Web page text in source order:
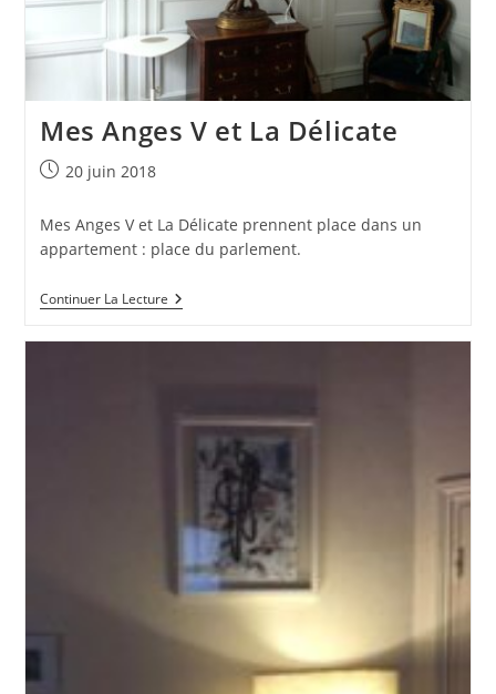
Mes Anges V et La Délicate
Publication
20 juin 2018
Mes Anges V et La Délicate prennent place dans un
appartement : place du parlement.
Continuer La LectureMes
Anges